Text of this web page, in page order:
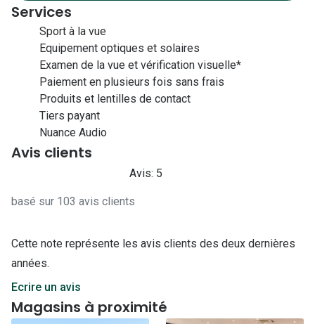
Services
Sport à la vue
Equipement optiques et solaires
Examen de la vue et vérification visuelle*
Paiement en plusieurs fois sans frais
Produits et lentilles de contact
Tiers payant
Nuance Audio
Avis clients
Avis: 5
basé sur 103 avis clients
Cette note représente les avis clients des deux dernières
années.
Ecrire un avis
Magasins à proximité